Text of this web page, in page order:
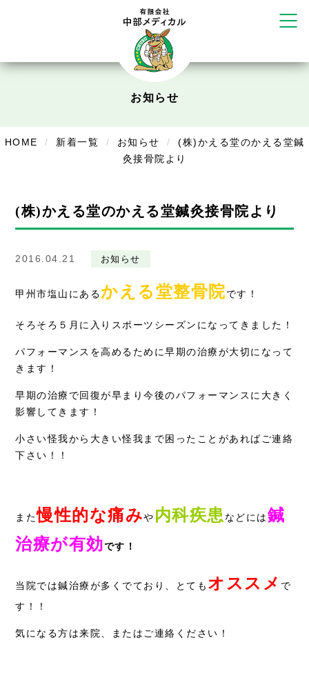
かえる堂鍼灸院 整骨院 うるま店 ウェルネス鍼灸院・接骨院 甲府千
リラクゼーション
Cure
在宅部門事務所
採用情報
お知らせ
HOME 新着一覧 お知らせ
(株)かえる堂のかえる堂鍼
灸接骨院より
(株)かえる堂のかえる堂鍼灸接骨院より
2016.04.21 お知らせ
甲州市塩山にあるかえる堂整骨院です！
そろそろ５月に入りスポーツシーズンになってきました！
パフォーマンスを高めるために早期の治療が大切になって
きます！
早期の治療で回復が早まり今後のパフォーマンスに大きく
影響してきます！
小さい怪我から大きい怪我まで困ったことがあればご連絡
下さい！！
また慢性的な痛みや 内科疾患 などには鍼
治療が有効です！
当院では鍼治療が多くでており、とても オススメ で
す！！
気になる方は来院、またはご連絡ください！